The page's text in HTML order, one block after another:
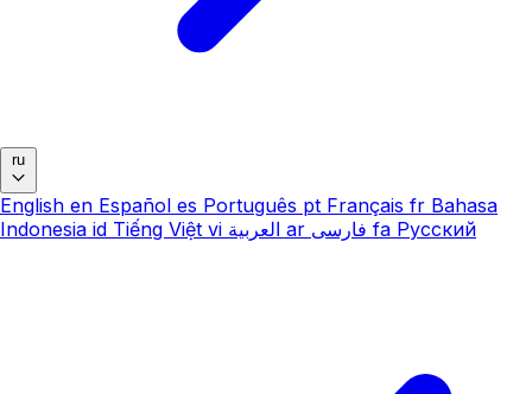
ru
English en Español es Português pt Français fr Bahasa
Indonesia id Tiếng Việt vi العربية ar فارسی fa Русский